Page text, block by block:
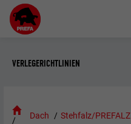
VERLEGERICHTLINIEN
Dach
Stehfalz/PREFALZ